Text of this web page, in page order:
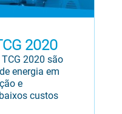
2020
2020 são
energia em
e
custos